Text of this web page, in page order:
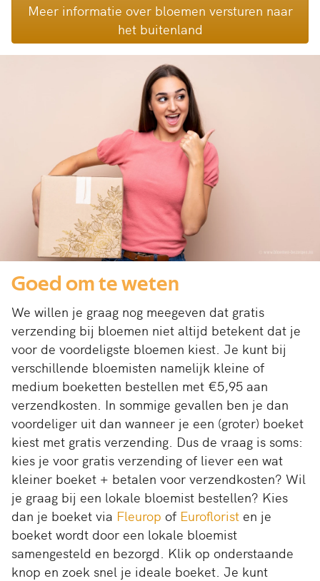
Meer informatie over bloemen versturen naar
het buitenland
Goed om te weten
We willen je graag nog meegeven dat gratis
verzending bij bloemen niet altijd betekent dat je
voor de voordeligste bloemen kiest. Je kunt bij
verschillende bloemisten namelijk kleine of
medium boeketten bestellen met €5,95 aan
verzendkosten. In sommige gevallen ben je dan
voordeliger uit dan wanneer je een (groter) boeket
kiest met gratis verzending. Dus de vraag is soms:
kies je voor gratis verzending of liever een wat
kleiner boeket + betalen voor verzendkosten? Wil
je graag bij een lokale bloemist bestellen? Kies
dan je boeket via Fleurop of Euroflorist en je
boeket wordt door een lokale bloemist
samengesteld en bezorgd. Klik op onderstaande
knop en zoek snel je ideale boeket. Je kunt